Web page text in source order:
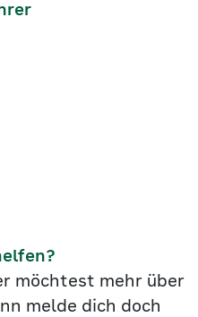
möchtest mehr über
melde dich doch